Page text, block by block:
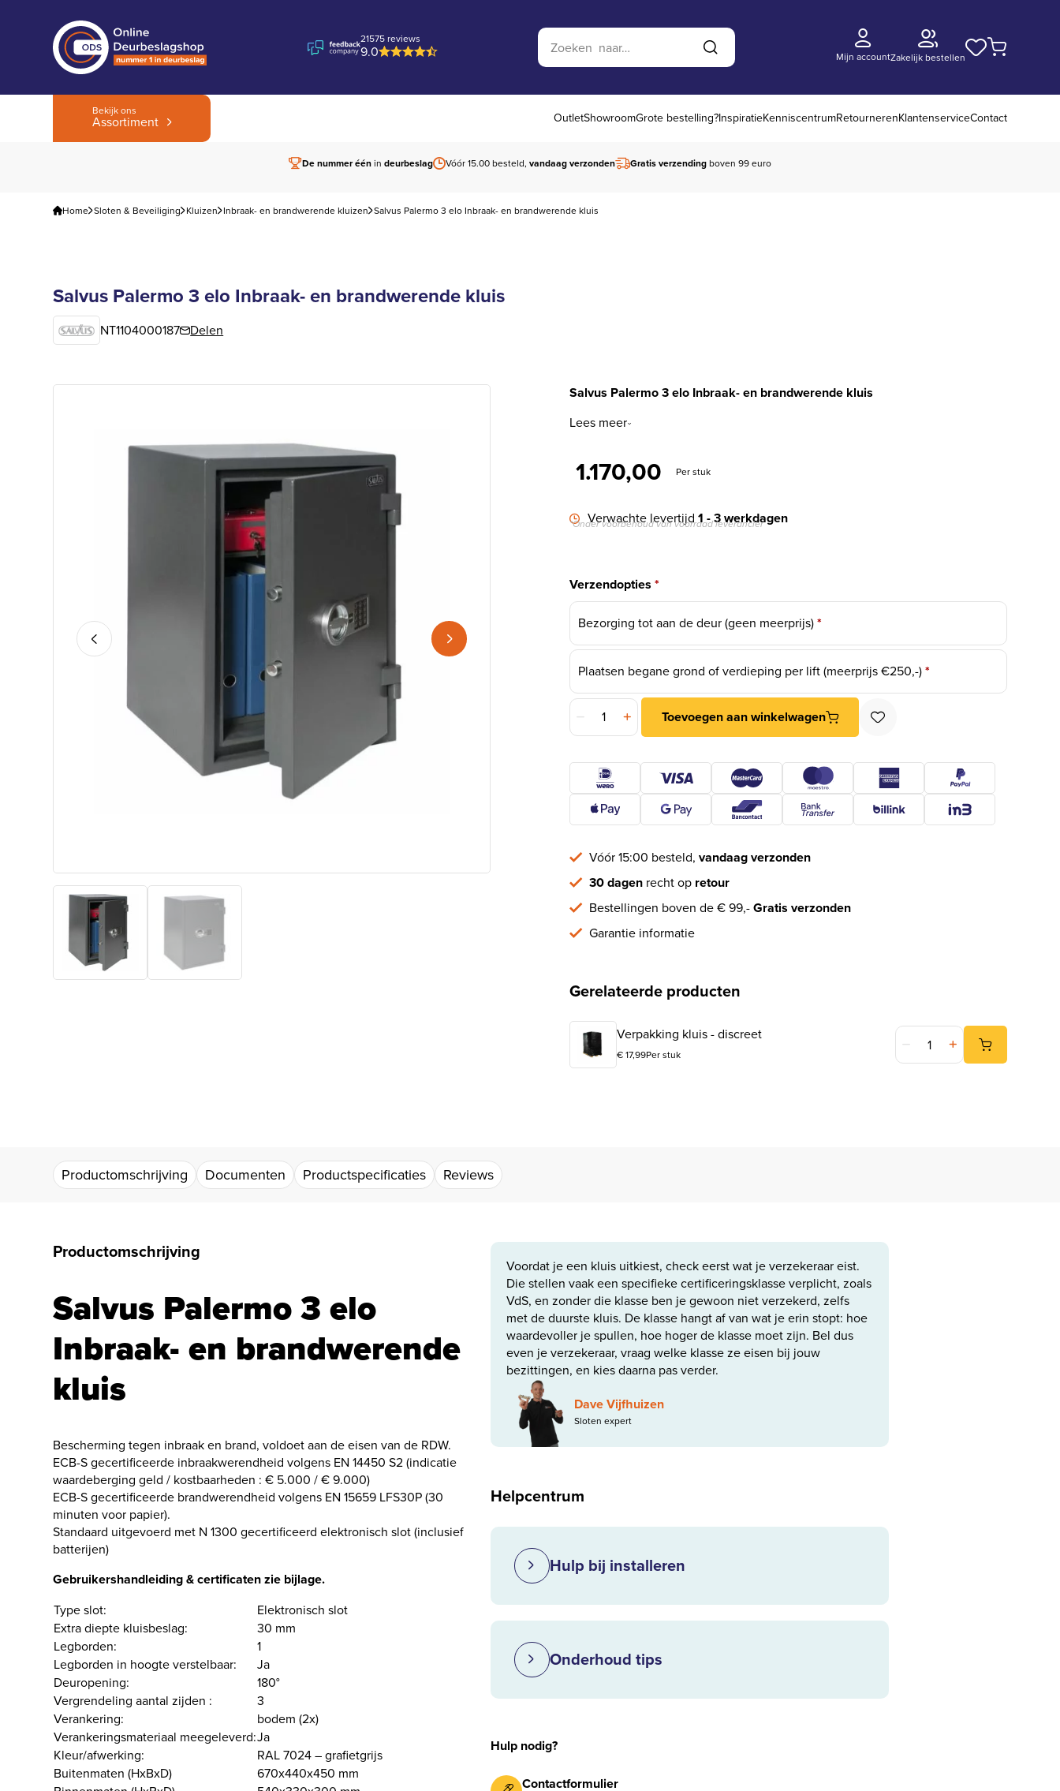
21575 reviews
9.0
Zoek op website
Zoeken
Mijn accountZakelijk bestellen
Bekijk ons
Assortiment OutletShowroomGrote bestelling?InspiratieKenniscentrumRetournerenKlantenserviceContact
De nummer éénin deurbeslag Vóór 15.00 besteld, vandaag verzonden Gratis verzendingboven 99 euro
Home Sloten & Beveiliging Kluizen Inbraak- en brandwerende kluizen Salvus Palermo 3 elo Inbraak- en brandwerende kluis
Salvus Palermo 3 elo Inbraak- en brandwerende kluis
NT1104000187 Delen
Salvus Palermo 3 elo Inbraak- en brandwerende kluis
Lees meer
1.170,00 Per stuk
Verwachte levertijd1 - 3 werkdagen
*Onder voorbehoud van voorraad leverancier
Verzendopties *
Bezorging tot aan de deur (geen meerprijs)*
Plaatsen begane grond of verdieping per lift (meerprijs €250,-)*
Salvus Palermo 3 elo Inbraak- en brandwerende kluis aantal
Toevoegen aan winkelwagen
Vóór 15:00 besteld, vandaag verzonden
30 dagen recht op retour
Bestellingen boven de € 99,-Gratis verzonden
Garantie informatie
Gerelateerde producten
Verpakking kluis - discreet
€17,99Per stuk
Verpakking kluis - discreet
Productomschrijving Documenten Productspecificaties Reviews
Productomschrijving
Salvus Palermo 3 elo
Inbraak- en brandwerende
kluis
Bescherming tegen inbraak en brand, voldoet aan de eisen van de RDW.
ECB-S gecertificeerde inbraakwerendheid volgens EN 14450 S2 (indicatie
waardeberging geld / kostbaarheden : € 5.000 / € 9.000)
ECB-S gecertificeerde brandwerendheid volgens EN 15659 LFS30P (30
minuten voor papier)​.
Standaard uitgevoerd met N 1300 gecertificeerd elektronisch slot (inclusief
batterijen)
Gebruikershandleiding & certificaten zie bijlage.
Type slot:
Elektronisch slot
Extra diepte kluisbeslag:
30 mm
Legborden:
1
Legborden in hoogte verstelbaar:
Ja
Deuropening:
180°
Vergrendeling aantal zijden :
3
Verankering:
bodem (2x)
Verankeringsmateriaal meegeleverd:Ja
Kleur/afwerking:
RAL 7024 – grafietgrijs
Buitenmaten (HxBxD)
670x440x450 mm
Voordat je een kluis uitkiest, check eerst wat je verzekeraar eist.
Die stellen vaak een specifieke certificeringsklasse verplicht, zoals
VdS, en zonder die klasse ben je gewoon niet verzekerd, zelfs
met de duurste kluis. De klasse hangt af van wat je erin stopt: hoe
waardevoller je spullen, hoe hoger de klasse moet zijn. Bel dus
even je verzekeraar, vraag welke klasse ze eisen bij jouw
bezittingen, en kies daarna pas verder.
Dave Vijfhuizen
Sloten expert
Helpcentrum
Hulp bij installeren
Onderhoud tips
Hulp nodig?
Contactformulier